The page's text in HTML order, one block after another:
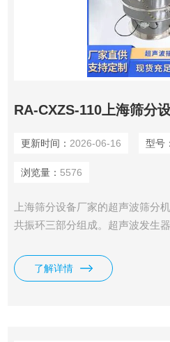
RA-CXZS-110上海筛分
更新时间： 2026-06-16 型号：
浏览量： 5576
上海筛分设备厂家的超声波筛分
共振环三部分组成。超声波发生
环产生共振，然后由共振环将振
物料在做低频三次元振动的同时
了解详情